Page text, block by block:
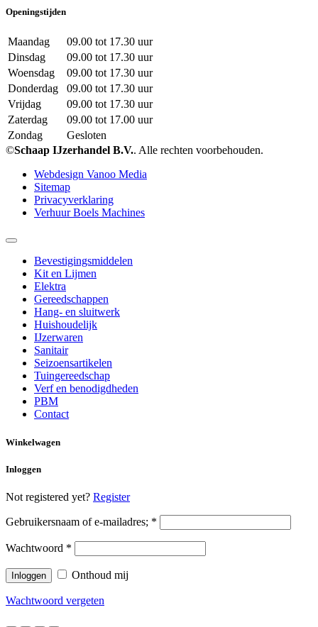
Openingstijden
Maandag
09.00 tot 17.30 uur
Dinsdag
09.00 tot 17.30 uur
Woensdag
09.00 tot 17.30 uur
Donderdag
09.00 tot 17.30 uur
Vrijdag
09.00 tot 17.30 uur
Zaterdag
09.00 tot 17.00 uur
Zondag
Gesloten
©Schaap IJzerhandel B.V.. Alle rechten voorbehouden.
Webdesign Vanoo Media
Sitemap
Privacyverklaring
Verhuur Boels Machines
Bevestigingsmiddelen
Kit en Lijmen
Elektra
Gereedschappen
Hang- en sluitwerk
Huishoudelijk
IJzerwaren
Sanitair
Seizoensartikelen
Tuingereedschap
Verf en benodigdheden
PBM
Contact
Winkelwagen
Inloggen
Not registered yet? Register
Gebruikersnaam of e-mailadres; *
Wachtwoord *
Onthoud mij
Wachtwoord vergeten